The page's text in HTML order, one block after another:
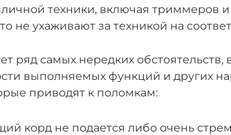
техники, включая триммеров
не ухаживают за техникой на
ряд самых нередких
выполняемых функций и других
приводят к поломкам:
корд не подается либо очень